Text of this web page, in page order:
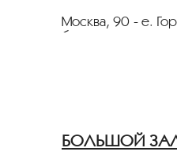
Москва, 90 - е.
бизнес, ночная
перевозки
накануне
Лента
БОЛЬШОЙ ЗАЛ.